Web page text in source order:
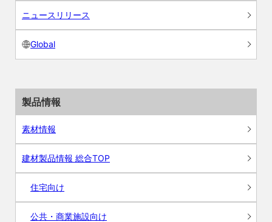
ニュースリリース
Global
製品情報
素材情報
建材製品情報 総合TOP
住宅向け
公共・商業施設向け